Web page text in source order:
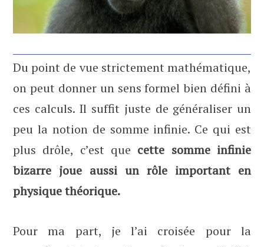
Du point de vue strictement mathématique,
on peut donner un sens formel bien défini à
ces calculs. Il suffit juste de généraliser un
peu la notion de somme infinie. Ce qui est
plus drôle, c’est que cette somme infinie
bizarre joue aussi un rôle important en
physique théorique.
Pour ma part, je l’ai croisée pour la